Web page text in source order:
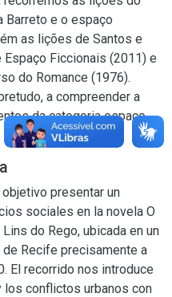
Barreto e o espaço
as lições de Santos e
Espaço Ficcionais (2011) e
do Romance (1976).
a compreender a
da categoria espaço
presentar un
sociales en la novela O
do Rego, ubicada en un
Recife precisamente a
El recorrido nos introduce
conflictos urbanos con